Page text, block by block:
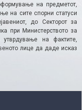
на предметот,
на сите спорни статуси
до Секторот за
при Министерството за
на фактите,
лице да даде исказ